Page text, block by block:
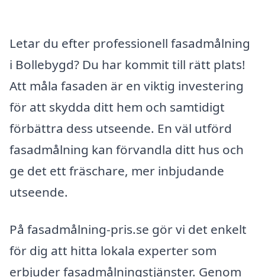
Letar du efter professionell fasadmålning
i Bollebygd? Du har kommit till rätt plats!
Att måla fasaden är en viktig investering
för att skydda ditt hem och samtidigt
förbättra dess utseende. En väl utförd
fasadmålning kan förvandla ditt hus och
ge det ett fräschare, mer inbjudande
utseende.
På fasadmålning-pris.se gör vi det enkelt
för dig att hitta lokala experter som
erbjuder fasadmålningstjänster. Genom